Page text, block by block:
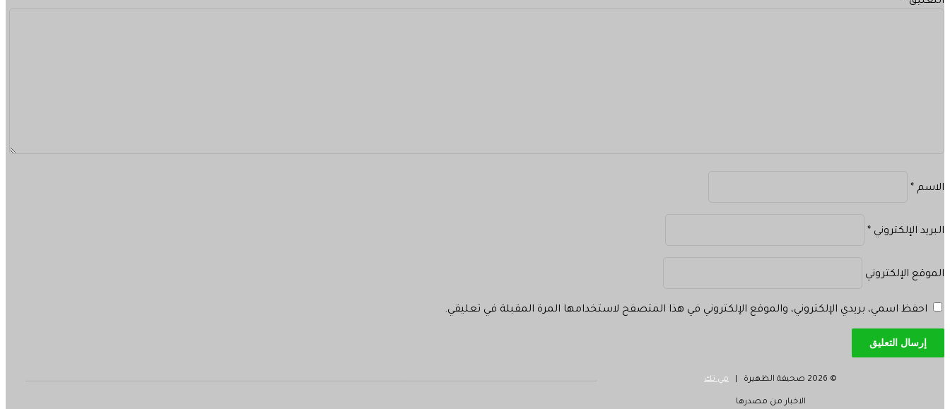
الاسم *
البريد الإلكتروني *
الموقع الإلكتروني
احفظ اسمي، بريدي الإلكتروني، والموقع الإلكتروني في هذا المتصفح لاستخدامها المرة المقبلة في تعليقي.
© 2026 صحيفة الظهيرة | مي تك
الاخبار من مصدرها